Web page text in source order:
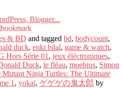
& BD and tagged bd, bodycount,
duck, enki bilal, game & watch,
Hors Série 01, jeux éléctroniques,
Duck, le fléau, moebius, Simon
Mutant Ninja Turtles: The Ultimate
1, yokai, ゲゲゲの鬼太郎 by